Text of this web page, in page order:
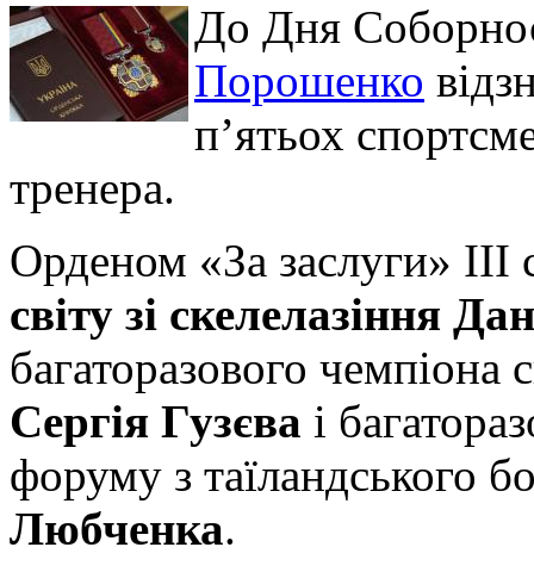
До Дня
Порошенко
п’ятьох
тренера.
Орденом «За заслуги» ІІІ
світу зі скелелазіння
багаторазового чемпіона
Сергія Гузєва і
форуму з таїландського
Любченка.